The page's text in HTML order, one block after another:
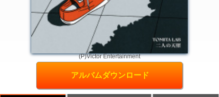
(P)Victor Entertainment
アルバムダウンロード